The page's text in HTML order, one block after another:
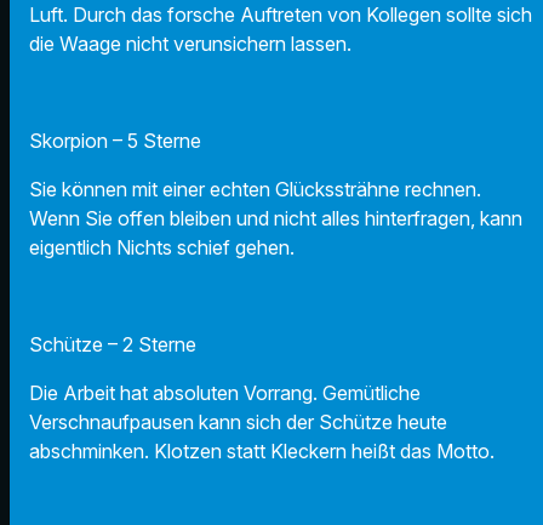
Luft. Durch das forsche Auftreten von Kollegen sollte sich
die Waage nicht verunsichern lassen.
Skorpion – 5 Sterne
Sie können mit einer echten Glückssträhne rechnen.
Wenn Sie offen bleiben und nicht alles hinterfragen, kann
eigentlich Nichts schief gehen.
Schütze – 2 Sterne
Die Arbeit hat absoluten Vorrang. Gemütliche
Verschnaufpausen kann sich der Schütze heute
abschminken. Klotzen statt Kleckern heißt das Motto.